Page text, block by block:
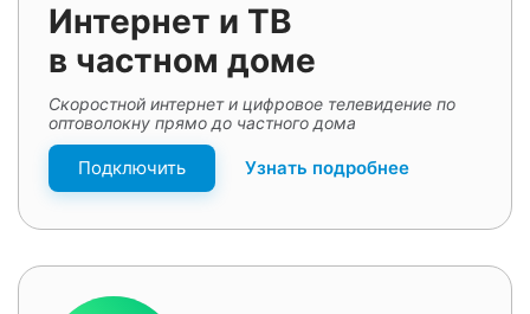
Интернет и ТВ
в частном доме
Скоростной интернет и цифровое телевидение по
оптоволокну прямо до частного дома
Подключить Узнать подробнее